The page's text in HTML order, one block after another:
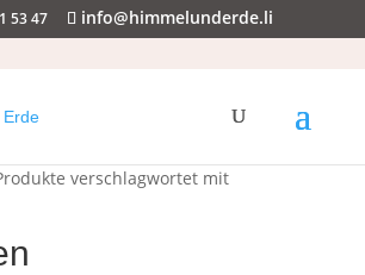
53 47 info@himmelunderde.li
verschlagwortet mit